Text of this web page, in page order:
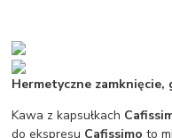
Hermetyczne
Kawa z kapsułkach
do ekspresu Cafissimoto